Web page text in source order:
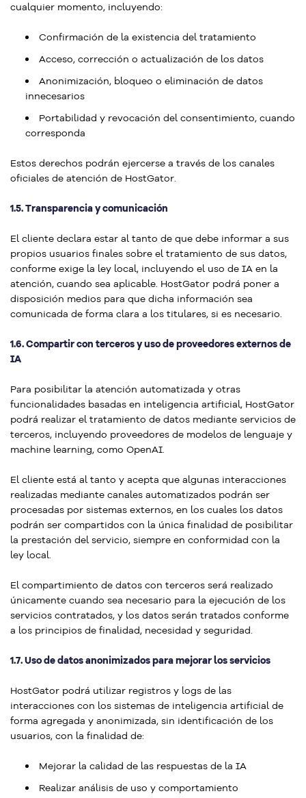
cualquier momento, incluyendo:
Confirmación de la existencia del tratamiento
Acceso, corrección o actualización de los datos
Anonimización, bloqueo o eliminación de datos
innecesarios
Portabilidad y revocación del consentimiento, cuando
corresponda
Estos derechos podrán ejercerse a través de los canales
oficiales de atención de HostGator.
1.5. Transparencia y comunicación
El cliente declara estar al tanto de que debe informar a sus
propios usuarios finales sobre el tratamiento de sus datos,
conforme exige la ley local, incluyendo el uso de IA en la
atención, cuando sea aplicable. HostGator podrá poner a
disposición medios para que dicha información sea
comunicada de forma clara a los titulares, si es necesario.
1.6. Compartir con terceros y uso de proveedores externos de
IA
Para posibilitar la atención automatizada y otras
funcionalidades basadas en inteligencia artificial, HostGator
podrá realizar el tratamiento de datos mediante servicios de
terceros, incluyendo proveedores de modelos de lenguaje y
machine learning, como OpenAI.
El cliente está al tanto y acepta que algunas interacciones
realizadas mediante canales automatizados podrán ser
procesadas por sistemas externos, en los cuales los datos
podrán ser compartidos con la única finalidad de posibilitar
la prestación del servicio, siempre en conformidad con la
ley local.
El compartimiento de datos con terceros será realizado
únicamente cuando sea necesario para la ejecución de los
servicios contratados, y los datos serán tratados conforme
a los principios de finalidad, necesidad y seguridad.
1.7. Uso de datos anonimizados para mejorar los servicios
HostGator podrá utilizar registros y logs de las
interacciones con los sistemas de inteligencia artificial de
forma agregada y anonimizada, sin identificación de los
usuarios, con la finalidad de:
Mejorar la calidad de las respuestas de la IA
Realizar análisis de uso y comportamiento